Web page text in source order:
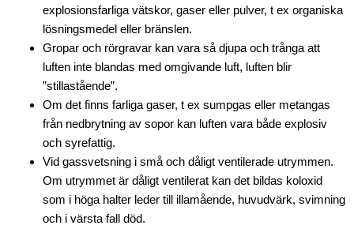
explosionsfarliga vätskor, gaser eller pulver, t ex organiska
lösningsmedel eller bränslen.
Gropar och rörgravar kan vara så djupa och trånga att
luften inte blandas med omgivande luft, luften blir
”stillastående”.
Om det finns farliga gaser, t ex sumpgas eller metangas
från nedbrytning av sopor kan luften vara både explosiv
och syrefattig.
Vid gassvetsning i små och dåligt ventilerade utrymmen.
Om utrymmet är dåligt ventilerat kan det bildas koloxid
som i höga halter leder till illamående, huvudvärk, svimning
och i värsta fall död.